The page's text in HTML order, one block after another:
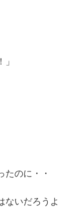
たのに・・
ないだろうよ